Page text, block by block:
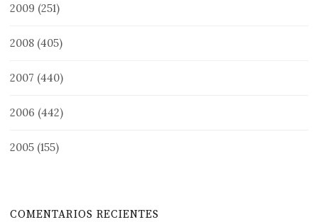
2009 (251)
2008 (405)
2007 (440)
2006 (442)
2005 (155)
COMENTARIOS RECIENTES